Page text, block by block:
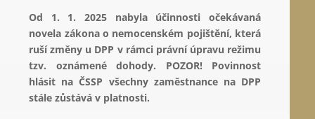
Od 1. 1. 2025 nabyla účinnosti očekávaná
novela zákona o nemocenském pojištění, která
ruší změny u DPP v rámci právní úpravu režimu
tzv. oznámené dohody. POZOR! Povinnost
hlásit na ČSSP všechny zaměstnance na DPP
stále zůstává v platnosti.